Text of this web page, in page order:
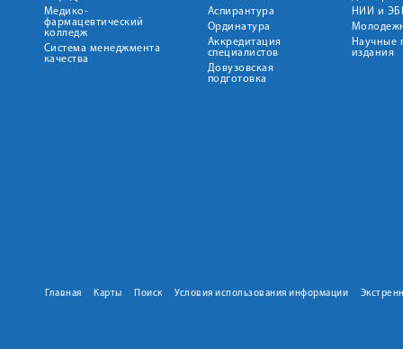
Медико-
фармацевтический
колледж
Система менеджмента
качества
Аспирантура
Ординатура
Аккредитация
специалистов
Довузовская
подготовка
НИИ и
Научные
издания
Главная Карты Поиск Условия использования информации